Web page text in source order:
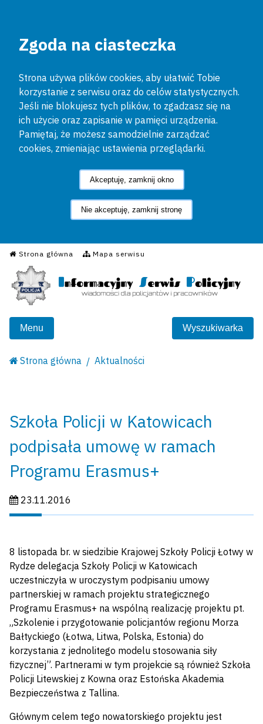
Zgoda na ciasteczka
Strona używa plików cookies, aby ułatwić Tobie
korzystanie z serwisu oraz do celów statystycznych.
Jeśli nie blokujesz tych plików, to zgadzasz się na
ich użycie oraz zapisanie w pamięci urządzenia.
Pamiętaj, że możesz samodzielnie zarządzać
cookies, zmieniając ustawienia przeglądarki.
Akceptuję, zamknij okno
Nie akceptuję, zamknij stronę
Strona główna Mapa serwisu
Informacyjny Serwis
Menu Wyszukiwarka
Strona główna Aktualności
Szkoła Policji w Katowicach
podpisała umowę w ramach
Programu Erasmus+
Data publikacji:
23.11.2016
8 listopada br. w siedzibie Krajowej Szkoły Policji Łotwy w
Rydze delegacja Szkoły Policji w Katowicach
uczestniczyła w uroczystym podpisaniu umowy
partnerskiej w ramach projektu strategicznego
Programu Erasmus+ na wspólną realizację projektu pt.
„Szkolenie i przygotowanie policjantów regionu Morza
Bałtyckiego (Łotwa, Litwa, Polska, Estonia) do
korzystania z jednolitego modelu stosowania siły
fizycznej”. Partnerami w tym projekcie są również Szkoła
Policji Litewskiej z Kowna oraz Estońska Akademia
Bezpieczeństwa z Tallina.
Głównym celem tego nowatorskiego projektu jest